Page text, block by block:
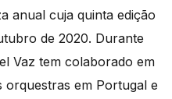
anual cuja quinta edição
de 2020. Durante
Vaz tem colaborado em
em Portugal e